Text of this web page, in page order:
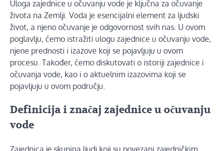
Uloga zajednice u očuvanju vode je ključna za očuvanje
života na Zemlji. Voda je esencijalni element za ljudski
život, a njeno očuvanje je odgovornost svih nas. U ovom
poglavlju, ćemo istražiti ulogu zajednice u očuvanju vode,
njene prednosti i izazove koji se pojavljuju u ovom
procesu. Također, ćemo diskutovati o istoriji zajednice i
očuvanja vode, kao i o aktuelnim izazovima koji se
pojavljuju u ovom području.
Definicija i značaj zajednice u očuvanju
vode
Zajednica je skupina ljudi koji su povezani zajedničkim